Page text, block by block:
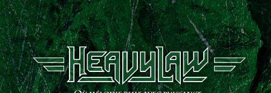
ACCUEIL
NEWS
CHRONIQUES